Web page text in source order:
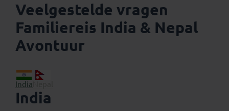
Veelgestelde vragen
Familiereis India & Nepal
Avontuur
India
India